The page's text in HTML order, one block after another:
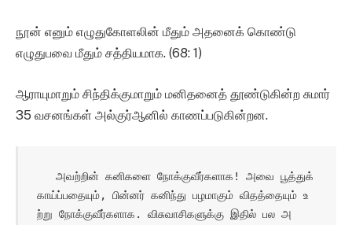
நூன் எனும் எழுதுகோளலின் மீதும் அதனைக் கொண்டு
எழுதுபவை மீதும் சத்தியமாக. (68: 1)
ஆராயுமாறும் சிந்திக்குமாறும் மனிதனைத் தூண்டுகின்ற சுமார்
35 வசனங்கள் அல்குர்ஆனில் காணப்படுகின்றன.
   அவற்றின் கனிகளை நோக்குவீர்களாக! அவை பூத்துக்
காய்ப்பதையும், பின்னர் கனிந்து பழமாகும் விதத்தையும் உ
ற்று நோக்குவீர்களாக. விசுவாசிகளுக்கு இதில் பல அ